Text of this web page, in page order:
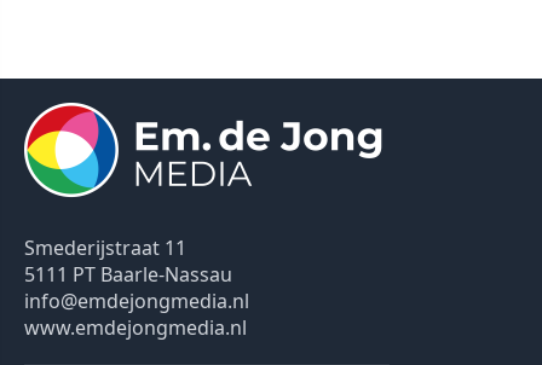
Smederijstraat 11
5111 PT Baarle-Nassau
info@emdejongmedia.nl
www.emdejongmedia.nl